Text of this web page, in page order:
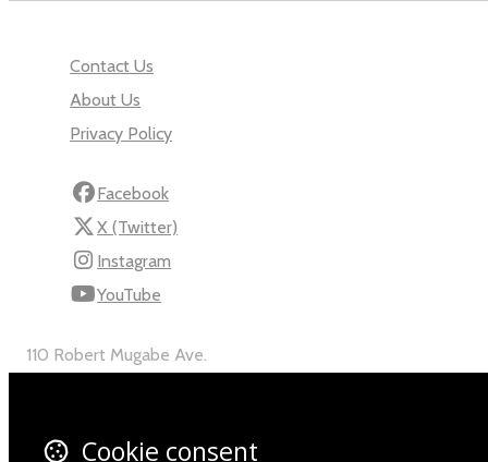
Contact Us
About Us
Privacy Policy
Facebook
X (Twitter)
Instagram
YouTube
110 Robert Mugabe Ave.
Windhoek
Map
Cookie consent